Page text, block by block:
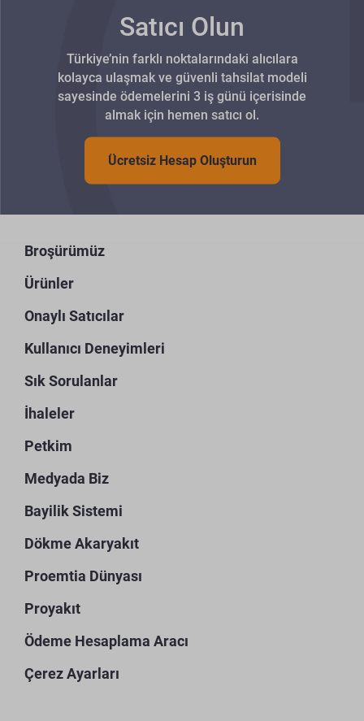
Satıcı Olun
Türkiye’nin farklı noktalarındaki alıcılara
kolayca ulaşmak ve güvenli tahsilat modeli
sayesinde ödemelerini 3 iş günü içerisinde
almak için hemen satıcı ol.
Ücretsiz Hesap Oluşturun
Broşürümüz
Ürünler
Onaylı Satıcılar
Kullanıcı Deneyimleri
Sık Sorulanlar
İhaleler
Petkim
Medyada Biz
Bayilik Sistemi
Dökme Akaryakıt
Proemtia Dünyası
Proyakıt
Ödeme Hesaplama Aracı
Çerez Ayarları